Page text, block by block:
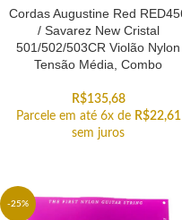
Cordas Augustine Red
/ Savarez New Cristal
501/502/503CR Violão Nylon
Tensão Média, Combo
R$135,68
Parcele em até 6x de R$22,61
sem juros
-25%